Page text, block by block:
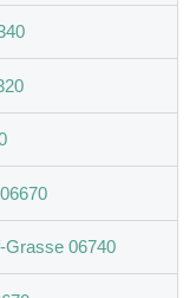
Grasse 06740